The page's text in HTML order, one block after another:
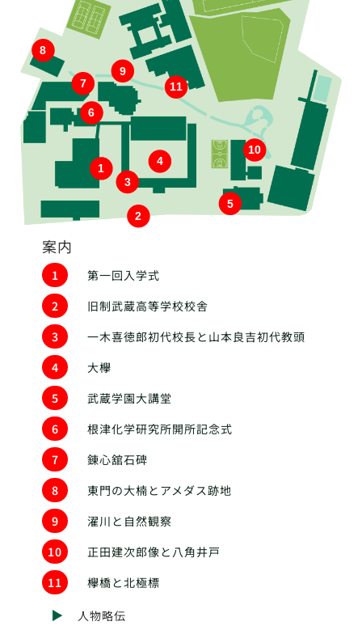
1
2
3
4
5
6
7
8
9
10
11
案内
1
第一回入学式
2
旧制武蔵高等学校校舎
3
一木喜徳郎初代校長と山本良吉初代教頭
4
大欅
5
武蔵学園大講堂
6
根津化学研究所開所記念式
7
錬心舘石碑
8
東門の大楠とアメダス跡地
9
濯川と自然観察
10
正田建次郎像と八角井戸
11
欅橋と北極標
人物略伝